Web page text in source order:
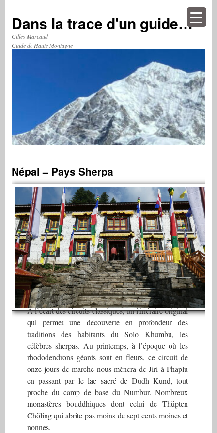
contenu
Dans la trace d'un guide…
Gilles Marcaud
Guide de Haute Montagne
Népal – Pays Sherpa
A l’écart des circuits classiques, un itinéraire original
qui permet une découverte en profondeur des
traditions des habitants du Solo Khumbu, les
célèbres sherpas. Au printemps, à l’époque où les
rhododendrons géants sont en fleurs, ce circuit de
onze jours de marche nous mènera de Jiri à Phaplu
en passant par le lac sacré de Dudh Kund, tout
proche du camp de base du Numbur. Nombreux
monastères bouddhiques dont celui de Thüpten
Chöling qui abrite pas moins de sept cents moines et
nonnes.